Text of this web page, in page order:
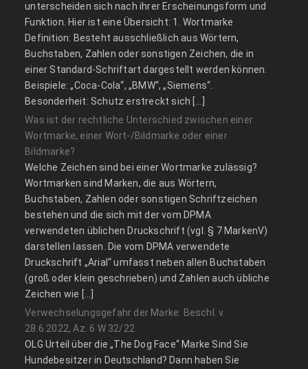
unterscheiden sich nach ihrer Erscheinungsform und
Funktion. Hier ist eine Übersicht: 1. Wortmarke
Definition: Besteht ausschließlich aus Wörtern,
Buchstaben, Zahlen oder sonstigen Zeichen, die in
einer Standard-Schriftart dargestellt werden können.
Beispiele: „Coca-Cola“, „BMW“, „Siemens“.
Besonderheit: Schutz erstreckt sich […]
Was ist der rechtliche Unterschied zwischen einer
Wortmarke, einer Wort-/Bildmarke oder einer
Bildmarke?
Welche Zeichen sind bei einer Wortmarke zulässig?
Wortmarken sind Marken, die aus Wörtern,
Buchstaben, Zahlen oder sonstigen Schriftzeichen
bestehen und die sich mit der vom DPMA
verwendeten üblichen Druckschrift (vgl. § 7 MarkenV)
darstellen lassen. Die vom DPMA verwendete
Druckschrift „Arial“ umfasst neben allen Buchstaben
(groß oder klein geschrieben) und Zahlen auch übliche
Zeichen wie […]
Verwechselungsgefahr der Marke: Beschl. v.
28.6.2022, Az. 6 W 32/22
OLG Urteil über die „The Dog Face“ Marke Sind Sie
Hundebesitzer in Deutschland? Dann haben Sie